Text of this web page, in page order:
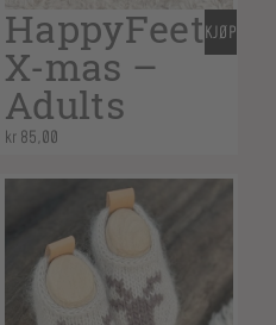
HappyFeet
X-mas –
Adults
kr 85,00
KJØP